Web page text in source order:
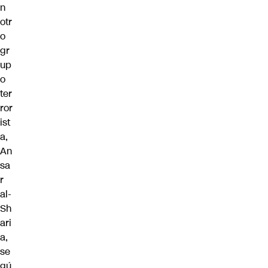
n
otr
o
gr
up
o
ter
ror
ist
a,
An
sa
r
al-
Sh
ari
a,
se